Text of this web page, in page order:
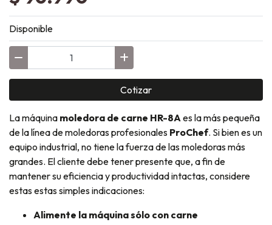
Disponible
Cotizar
La máquina moledora de carne HR-8Aes la más pequeña
de la línea de moledoras profesionales ProChef. Si bien es un
equipo industrial, no tiene la fuerza de las moledoras más
grandes. El cliente debe tener presente que, a fin de
mantener su eficiencia y productividad intactas, considere
estas estas simples indicaciones:
Alimente la máquina sólo con carne